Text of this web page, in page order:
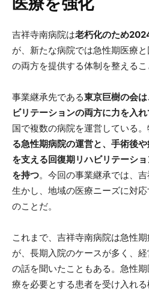
吉祥寺南病院は老朽化のため
が、新たな病院では急性期医療
の両方を提供する体制を整えるこ
事業継承先である東京巨樹の会
ビリテーションの両方に力を入
国で複数の病院を運営している。
る急性期病院の運営と、手術後
を支える回復期リハビリテーシ
を持つ。今回の事業継承では、
生かし、地域の医療ニーズに対
のことだ。
これまで、吉祥寺南病院は急性
が、長期入院のケースが多く、
の話を聞いたこともある。急性
療を必要とする患者を受け入れ